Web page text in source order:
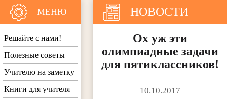
НОВОСТИ
Ох уж эти
олимпиадные задачи
для пятиклассников!
10.10.2017
МЕНЮ
Решайте с нами!
Полезные советы
Учителю на заметку
Книги для учителя